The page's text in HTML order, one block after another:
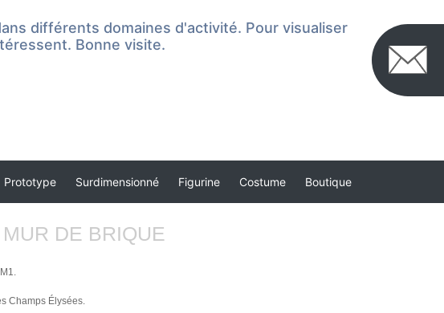
différents domaines d'activité. Pour visualiser
Bonne visite.
Prototype Surdimensionné Figurine Costume Boutique
DE BRIQUE
Champs Élysées.